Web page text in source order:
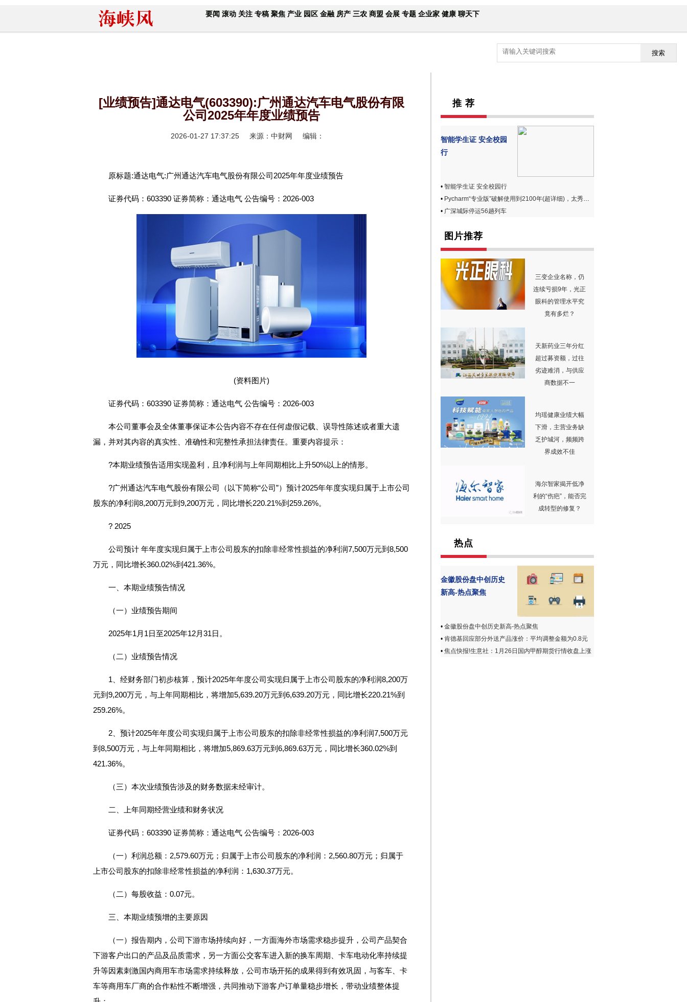
要闻 滚动 关注 专稿 聚焦 产业 园区 金融 房产 三农 商盟 会展 专题 企业家 健康 聊天下
搜索
[业绩预告]通达电气(603390):广州通达汽车电气股份有限
公司2025年年度业绩预告
2026-01-27 17:37:25 来源：中财网 编辑：
原标题:通达电气:广州通达汽车电气股份有限公司2025年年度业绩预告
证券代码：603390 证券简称：通达电气 公告编号：2026-003
(资料图片)
证券代码：603390 证券简称：通达电气 公告编号：2026-003
本公司董事会及全体董事保证本公告内容不存在任何虚假记载、误导性陈述或者重大遗
漏，并对其内容的真实性、准确性和完整性承担法律责任。重要内容提示：
?本期业绩预告适用实现盈利，且净利润与上年同期相比上升50%以上的情形。
?广州通达汽车电气股份有限公司（以下简称“公司”）预计2025年年度实现归属于上市公司
股东的净利润8,200万元到9,200万元，同比增长220.21%到259.26%。
? 2025
公司预计 年年度实现归属于上市公司股东的扣除非经常性损益的净利润7,500万元到8,500
万元，同比增长360.02%到421.36%。
一、本期业绩预告情况
（一）业绩预告期间
2025年1月1日至2025年12月31日。
（二）业绩预告情况
1、经财务部门初步核算，预计2025年年度公司实现归属于上市公司股东的净利润8,200万
元到9,200万元，与上年同期相比，将增加5,639.20万元到6,639.20万元，同比增长220.21%到
259.26%。
2、预计2025年年度公司实现归属于上市公司股东的扣除非经常性损益的净利润7,500万元
到8,500万元，与上年同期相比，将增加5,869.63万元到6,869.63万元，同比增长360.02%到
421.36%。
（三）本次业绩预告涉及的财务数据未经审计。
二、上年同期经营业绩和财务状况
证券代码：603390 证券简称：通达电气 公告编号：2026-003
（一）利润总额：2,579.60万元；归属于上市公司股东的净利润：2,560.80万元；归属于
上市公司股东的扣除非经常性损益的净利润：1,630.37万元。
（二）每股收益：0.07元。
三、本期业绩预增的主要原因
（一）报告期内，公司下游市场持续向好，一方面海外市场需求稳步提升，公司产品契合
下游客户出口的产品及品质需求，另一方面公交客车进入新的换车周期、卡车电动化率持续提
升等因素刺激国内商用车市场需求持续释放，公司市场开拓的成果得到有效巩固，与客车、卡
车等商用车厂商的合作粘性不断增强，共同推动下游客户订单量稳步增长，带动业绩整体提
推 荐
智能学生证 安全校园
行
• 智能学生证 安全校园行
• Pycharm“专业版”破解使用到2100年(超详细)，太秀、太赞、太好用！
• 广深城际停运56趟列车
图片推荐
三变企业名称，仍
连续亏损9年，光正
眼科的管理水平究
竟有多烂？
天新药业三年分红
超过募资额，过往
劣迹难消，与供应
商数据不一
均瑶健康业绩大幅
下滑，主营业务缺
乏护城河，频频跨
界成效不佳
海尔智家揭开低净
利的“伤疤”，能否完
成转型的修复？
热点
金徽股份盘中创历史
新高-热点聚焦
• 金徽股份盘中创历史新高-热点聚焦
• 肯德基回应部分外送产品涨价：平均调整金额为0.8元
• 焦点快报!生意社：1月26日国内甲醇期货行情收盘上涨